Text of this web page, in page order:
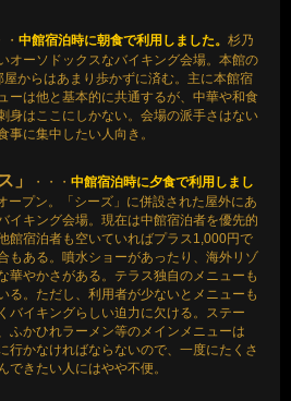
・ 中館宿泊時に朝食で利用しました。 杉乃
オーソドックスなバイキング会場。本館の
からはあまり歩かずに済む。主に本館宿
ーは他と基本的に共通するが、中華や和食
身はここにしかない。会場の派手さはない
事に集中したい人向き。
」 ・・・ 中館宿泊時に夕食で利用しまし
ープン。「シーズ」に併設された屋外にあ
イキング会場。現在は中館宿泊者を優先的
館宿泊者も空いていればプラス1,000円で
もある。噴水ショーがあったり、海外リゾ
華やかさがある。テラス独自のメニューも
る。ただし、利用者が少ないとメニューも
バイキングらしい迫力に欠ける。ステー
ふかひれラーメン等のメインメニューは
行かなければならないので、一度にたくさ
できたい人にはやや不便。